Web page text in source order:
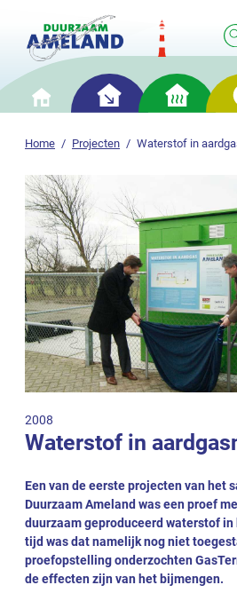
Home Projecten Waterstof in
2008
Waterstof in
Een van de eerste projecten van het
Duurzaam Ameland was een proef
duurzaam geproduceerd waterstof
tijd was dat namelijk nog niet
proefopstelling onderzochten
de effecten zijn van het bijmengen.